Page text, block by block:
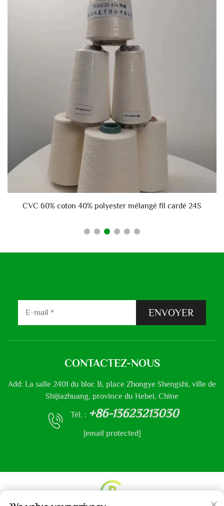
CVC 60% coton 40% polyester mélangé fil cardé 24S
ENVOYER
CONTACTEZ-NOUS
Add: La salle 2401 du bloc B, place Zhongye Shengshi, ville de
Shijiazhuang, province du Hebei, Chine
Tél. : +86-13623213030
[email protected]